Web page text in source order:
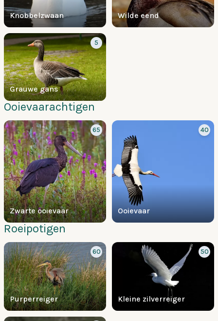
Knobbelzwaan Wilde eend
Grauwe gans
5
Ooievaarachtigen
Zwarte ooievaar
65
Ooievaar
40
Roeipotigen
Purperreiger
60
Kleine zilverreiger
50